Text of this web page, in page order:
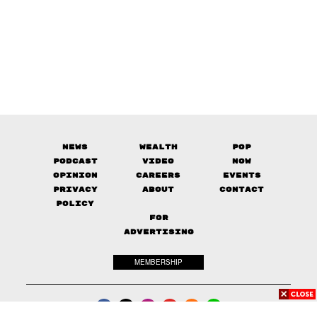
News Wealth
Pop
Podcast
Video
Now
Opinion
Careers
Events
Privacy
Policy
About Contact
FOR
ADVERTISING
MEMBERSHIP